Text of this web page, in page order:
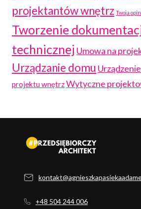
projektantów wnętrz Twoja
Tworzenie
technicznej Umowa na
Urządzanie domu
projektu wnętrzWytyczne
+48 504 244 006